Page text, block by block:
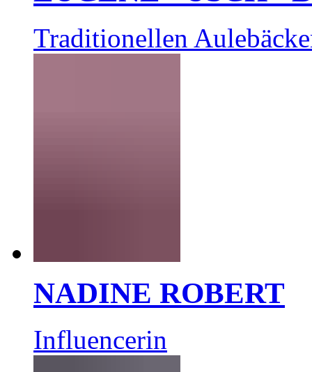
Traditionellen
NADINE ROBERT
Influencerin